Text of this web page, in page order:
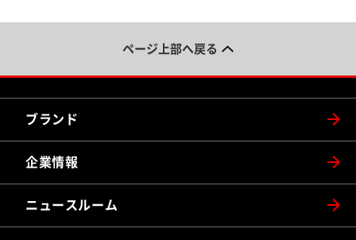
ページ上部へ戻る
ブランド
企業情報
ニュースルーム